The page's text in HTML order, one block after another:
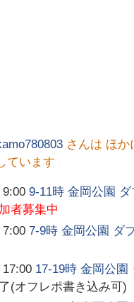
さんは ほか
ています
9:00 9-11時 金岡公園
者募集中
7:00 7-9時 金岡公園 ダ
17:00 17-19時 金岡公園
(オフレポ書き込み可)